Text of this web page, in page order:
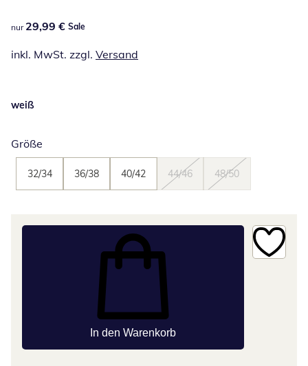
29,99 €
nur 29,99 € Sale
inkl. MwSt. zzgl. Versand
weiß
Größe
32/34 36/38 40/42 44/46 48/50
In den Warenkorb